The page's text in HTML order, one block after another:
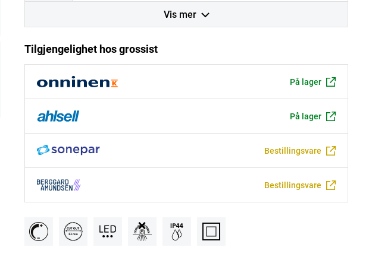
Vis mer
Tilgjengelighet hos grossist
På lager
På lager
Bestillingsvare
Bestillingsvare